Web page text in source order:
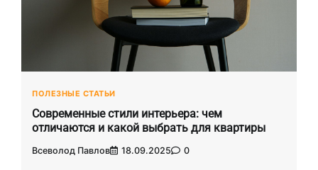
ПОЛЕЗНЫЕ СТАТЬИ
Современные стили интерьера: чем
отличаются и какой выбрать для квартиры
Всеволод Павлов 18.09.2025 0